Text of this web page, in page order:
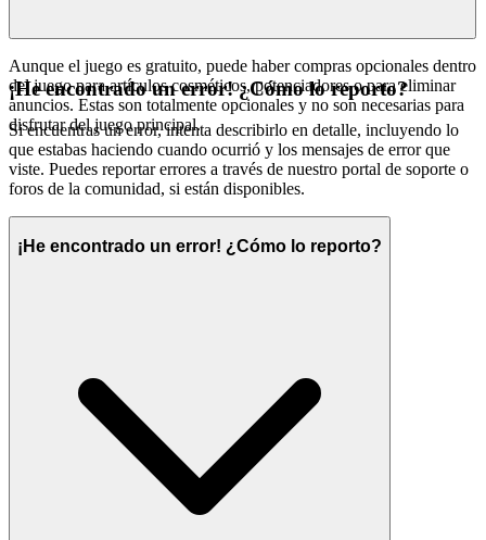
Aunque el juego es gratuito, puede haber compras opcionales dentro
del juego para artículos cosméticos, potenciadores o para eliminar
anuncios. Estas son totalmente opcionales y no son necesarias para
disfrutar del juego principal.
¡He encontrado un error! ¿Cómo lo reporto?
Si encuentras un error, intenta describirlo en detalle, incluyendo lo
que estabas haciendo cuando ocurrió y los mensajes de error que
viste. Puedes reportar errores a través de nuestro portal de soporte o
foros de la comunidad, si están disponibles.
¡He encontrado un error! ¿Cómo lo reporto?